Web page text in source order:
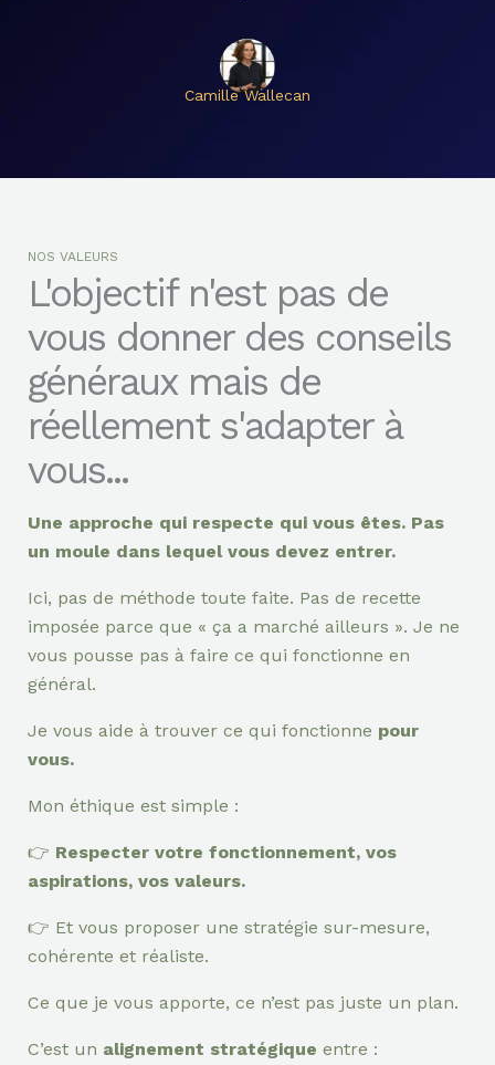
Camille Wallecan
NOS VALEURS
L'objectif n'est pas de
vous donner des conseils
généraux mais de
réellement s'adapter à
vous...
Une approche qui respecte qui vous êtes. Pas
un moule dans lequel vous devez entrer.
Ici, pas de méthode toute faite. Pas de recette
imposée parce que « ça a marché ailleurs ». Je ne
vous pousse pas à faire ce qui fonctionne en
général.
Je vous aide à trouver ce qui fonctionne pour
vous.
Mon éthique est simple :
👉 Respecter votre fonctionnement, vos
aspirations, vos valeurs.
👉 Et vous proposer une stratégie sur-mesure,
cohérente et réaliste.
Ce que je vous apporte, ce n’est pas juste un plan.
C’est un alignement stratégique entre :